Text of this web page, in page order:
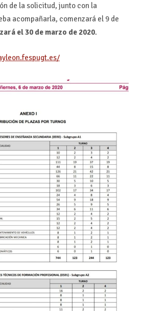
de la solicitud, junto con la
acompañarla, comenzará el 9 de
el 30 de marzo de 2020.